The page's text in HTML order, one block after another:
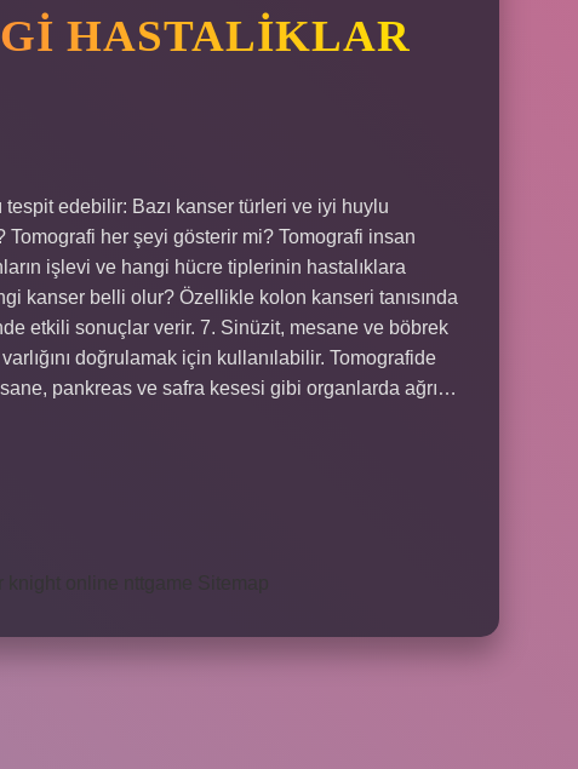
HASTALIKLAR
tespit edebilir: Bazı kanser türleri ve iyi huylu
Tomografi her şeyi gösterir mi? Tomografi insan
işlevi ve hangi hücre tiplerinin hastalıklara
kanser belli olur? Özellikle kolon kanseri tanısında
etkili sonuçlar verir. 7. Sinüzit, mesane ve böbrek
doğrulamak için kullanılabilir. Tomografide
pankreas ve safra kesesi gibi organlarda ağrı…